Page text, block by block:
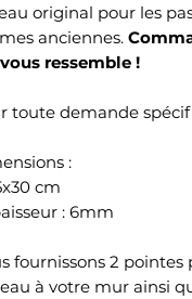
original pour les
anciennes.
ressemble !
toute demande
:
cm
: 6mm
fournissons 2
à votre mur ainsi